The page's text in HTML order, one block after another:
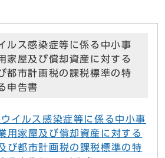
ルス感染症等に係る中小事
家屋及び償却資産に対する
都市計画税の課税標準の特
申告書
イルス感染症等に係る中小事
用家屋及び償却資産に対する
び都市計画税の課税標準の特